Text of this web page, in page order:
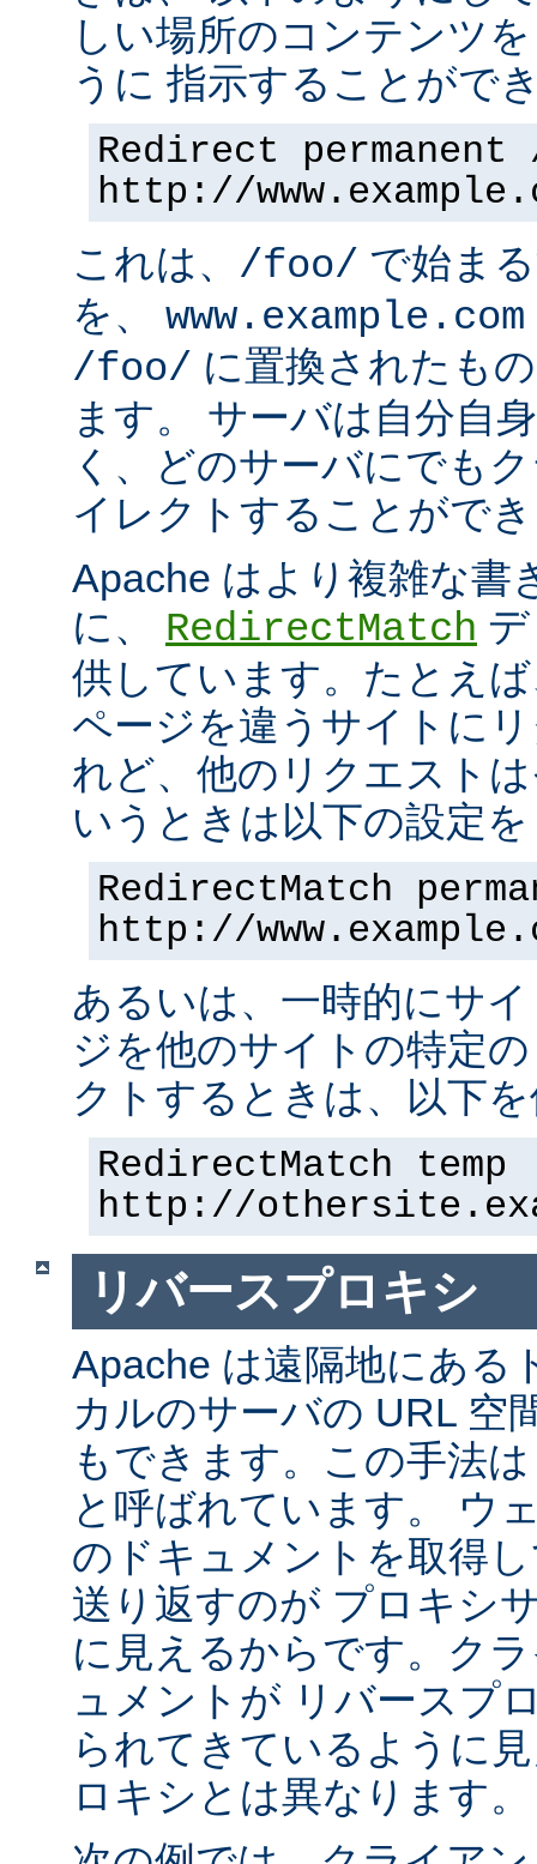
しい場所のコンテンツ
うに 指示することがで
Redirect
http://
これは、 /foo/ で始ま
を、 www.example.com
/foo/ に置換されたも
ます。 サーバは自分自
く、どのサーバにでも
イレクトすることがで
Apache はより複雑な書
に、 RedirectMatch
供しています。たとえ
ページを違うサイトに
れど、他のリクエスト
いうときは以下の設定
RedirectMatch
http://
あるいは、一時的にサ
ジを他のサイトの特定
クトするときは、以下
RedirectMatch
http://
リバースプロキシ
Apache は遠隔地にある
カルのサーバの URL 空
もできます。この手法は
と呼ばれています。 ウ
のドキュメントを取得
送り返すのが プロキシ
に見えるからです。ク
ュメントが リバースプ
られてきているように
ロキシとは異なります。